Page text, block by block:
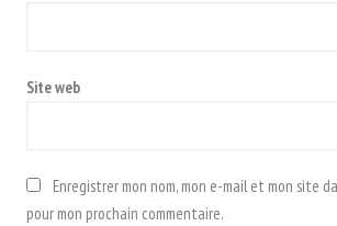
Site web
Enregistrer mon nom, mon e-mail et mon site
pour mon prochain commentaire.